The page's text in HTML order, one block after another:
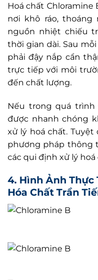
Hoá chất Chloramine
nơi khô ráo, thoáng
nguồn nhiệt chiếu
thời gian dài. Sau
phải đậy nắp cẩn
trực tiếp với môi
đến chất lượng.
Nếu trong quá
được nhanh chóng
xử lý hoá chất.
phương pháp thông
các qui định xử lý
4. Hình Ảnh Thực
Hóa Chất Trần